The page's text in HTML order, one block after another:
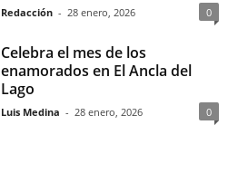
Redacción - 28 enero, 2026 0
Celebra el mes de los
enamorados en El Ancla del
Lago
Luis Medina - 28 enero, 2026 0